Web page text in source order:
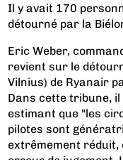
Il y avait 170
détourné par la
Eric Weber,
revient sur le
Vilnius) de Ryanair
Dans cette tribune,
estimant que "les
pilotes sont
extrêmement réduit,